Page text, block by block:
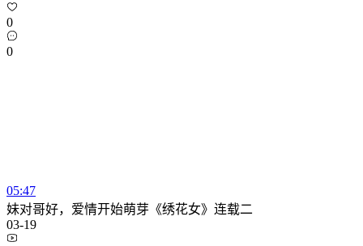
0
0
05:47
妹对哥好，爱情开始萌芽《绣花女》连载二
03-19